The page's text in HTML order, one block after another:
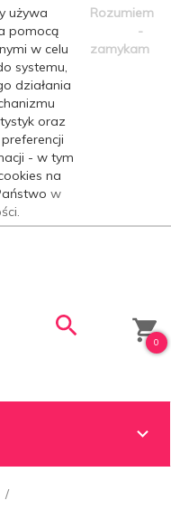
używa
pomocą
w celu
systemu,
działania
oraz
- w tym
na
w
Rozumiem
-
zamykam
0